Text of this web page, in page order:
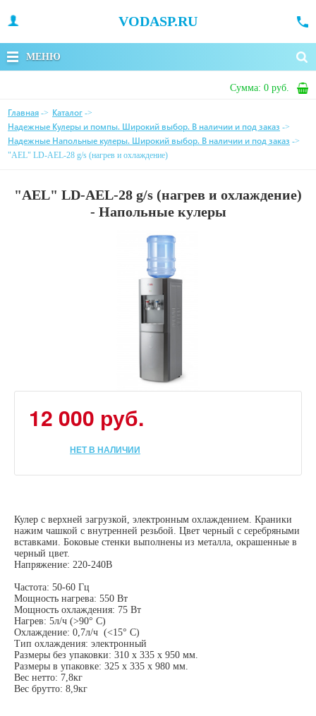
VODASP.RU
МЕНЮ
Сумма: 0 руб.
Главная -> Каталог ->
Надежные Кулеры и помпы. Широкий выбор. В наличии и под заказ ->
Надежные Напольные кулеры. Широкий выбор. В наличии и под заказ ->
"AEL" LD-AEL-28 g/s (нагрев и охлаждение)
"AEL" LD-AEL-28 g/s (нагрев и охлаждение)
- Напольные кулеры
12 000 руб.
НЕТ В НАЛИЧИИ
Кулер с верхней загрузкой, электронным охлаждением. Краники
нажим чашкой с внутренней резьбой. Цвет черный с серебряными
вставками. Боковые стенки выполнены из металла, окрашенные в
черный цвет.
Напряжение: 220-240В
Частота: 50-60 Гц
Мощность нагрева: 550 Вт
Мощность охлаждения: 75 Вт
Нагрев: 5л/ч (>90° С)
Охлаждение: 0,7л/ч (<15° С)
Тип охлаждения: электронный
Размеры без упаковки: 310 х 335 х 950 мм.
Размеры в упаковке: 325 х 335 х 980 мм.
Вес нетто: 7,8кг
Вес брутто: 8,9кг